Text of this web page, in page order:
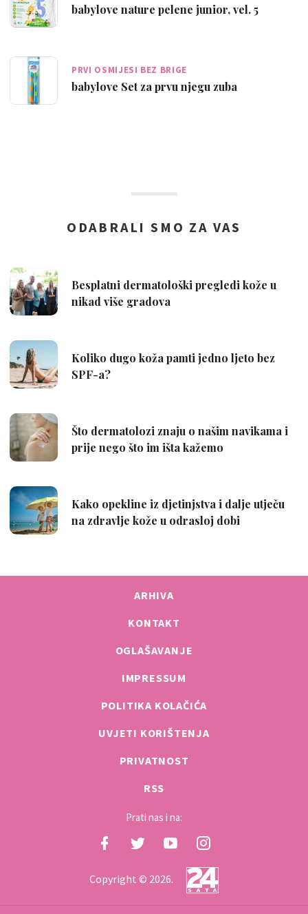
babylove nature pelene junior, vel. 5
PRVI OSMIJESI BEZ BRIGE
babylove Set za prvu njegu zuba
ARHIVA
KONTAKT
OGLAŠAVANJE
IMPRESSUM
POLITIKA KOLAČIĆA
UVJETI KORIŠTENJA
PRIVATNOST
RSS
Prati nas i na:
Copyright © 2026.